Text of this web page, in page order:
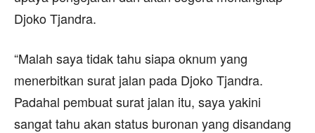
Djoko Tjandra.
“Malah saya tidak tahu siapa oknum yang
menerbitkan surat jalan pada Djoko Tjandra.
Padahal pembuat surat jalan itu, saya yakini
sangat tahu akan status buronan yang disandang